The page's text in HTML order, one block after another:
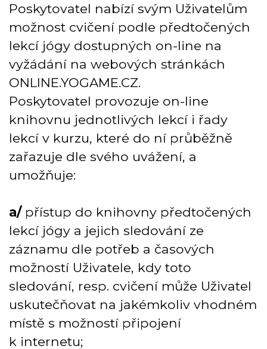
Poskytovatel nabízí svým Uživatelům
možnost cvičení podle předtočených
lekcí jógy dostupných on-line na
vyžádání na webových stránkách
ONLINE.YOGAME.CZ.
Poskytovatel provozuje on-line
knihovnu jednotlivých lekcí i řady
lekcí v kurzu, které do ní průběžně
zařazuje dle svého uvážení, a
umožňuje:
a/přístup do knihovny předtočených
lekcí jógy a jejich sledování ze
záznamu dle potřeb a časových
možností Uživatele, kdy toto
sledování, resp. cvičení může Uživatel
uskutečňovat na jakémkoliv vhodném
místě s možností připojení
k internetu;